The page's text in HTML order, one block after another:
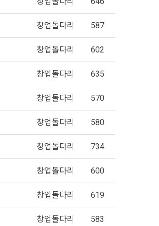
창업돌다리 587
창업돌다리 602
창업돌다리 635
창업돌다리 570
창업돌다리 580
창업돌다리 734
창업돌다리 600
창업돌다리 619
창업돌다리 583